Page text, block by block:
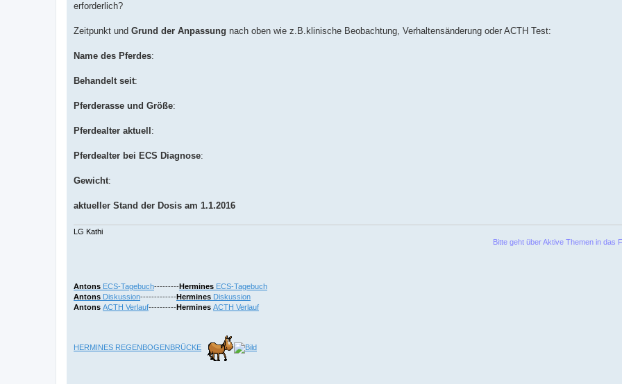
erforderlich?
Zeitpunkt und Grund der Anpassung nach oben wie z.B.klinische Beobachtung, Verhaltensänderung oder ACTH Test:
Name des Pferdes:
Behandelt seit:
Pferderasse und Größe:
Pferdealter aktuell :
Pferdealter bei ECS Diagnose:
Gewicht:
aktueller Stand der Dosis am 1.1.2016
LG Kathi
Bitte geht über Aktive Themen in das Forum
Antons ECS-Tagebuch---------Hermines ECS-Tagebuch
Antons Diskussion-------------Hermines Diskussion
Antons ACTH Verlauf----------Hermines ACTH Verlauf
HERMINES REGENBOGENBRÜCKE